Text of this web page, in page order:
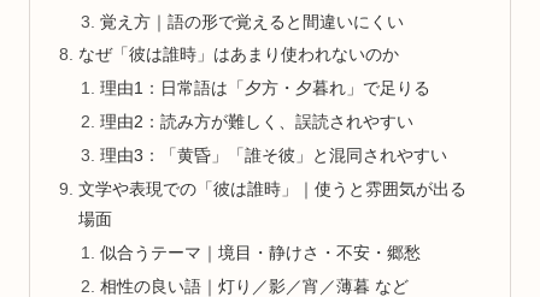
覚え方｜語の形で覚えると間違いにくい
なぜ「彼は誰時」はあまり使われないのか
理由1：日常語は「夕方・夕暮れ」で足りる
理由2：読み方が難しく、誤読されやすい
理由3：「黄昏」「誰そ彼」と混同されやすい
文学や表現での「彼は誰時」｜使うと雰囲気が出る
場面
似合うテーマ｜境目・静けさ・不安・郷愁
相性の良い語｜灯り／影／宵／薄暮 など